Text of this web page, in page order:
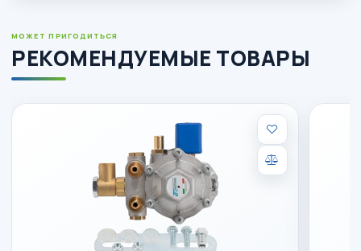
МОЖЕТ ПРИГОДИТЬСЯ
РЕКОМЕНДУЕМЫЕ ТОВАРЫ